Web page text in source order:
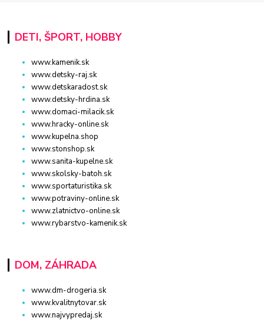
DETI, ŠPORT, HOBBY
www.kamenik.sk
www.detsky-raj.sk
www.detskaradost.sk
www.detsky-hrdina.sk
www.domaci-milacik.sk
www.hracky-online.sk
www.kupelna.shop
www.stonshop.sk
www.sanita-kupelne.sk
www.skolsky-batoh.sk
www.sportaturistika.sk
www.potraviny-online.sk
www.zlatnictvo-online.sk
www.rybarstvo-kamenik.sk
DOM, ZÁHRADA
www.dm-drogeria.sk
www.kvalitnytovar.sk
www.najvypredaj.sk